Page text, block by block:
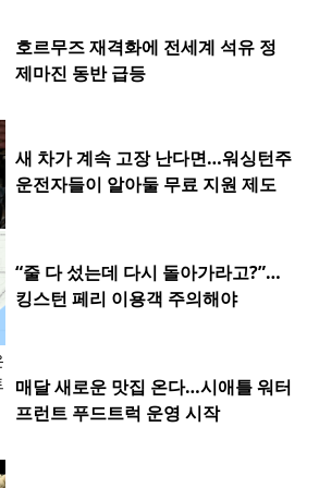
호르무즈 재격화에 전세계 석유 정
제마진 동반 급등
새 차가 계속 고장 난다면…워싱턴주
운전자들이 알아둘 무료 지원 제도
“줄 다 섰는데 다시 돌아가라고?”…
킹스턴 페리 이용객 주의해야
매달 새로운 맛집 온다…시애틀 워터
프런트 푸드트럭 운영 시작